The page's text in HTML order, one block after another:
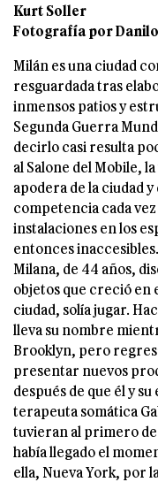
Kurt Soller
Fotografía por
Milán es una ciudad
resguardada tras
inmensos patios y
Segunda Guerra
decirlo casi resulta
al Salone del Mobile,
apodera de la ciudad
competencia cada
instalaciones en los
entonces
Milana, de 44 años,
objetos que creció en
ciudad, solía jugar.
lleva su nombre
Brooklyn, pero
presentar nuevos
después de que él y
terapeuta somática
tuvieran al primero de
había llegado el
ella, Nueva York, por